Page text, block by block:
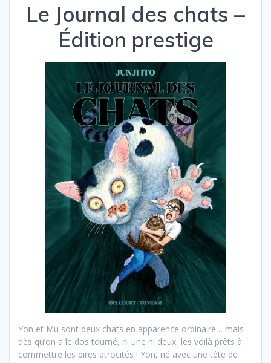
Le Journal des chats –
Édition prestige
Yon et Mu sont deux chats en apparence ordinaire… mais
dès qu’on a le dos tourné, ni une ni deux, les voilà prêts à
commettre les pires atrocités ! Yon, né avec une tête de